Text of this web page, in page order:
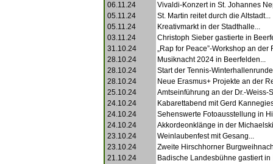
06.11.24
Vivaldi-Konzert in St. Johannes
05.11.24
St. Martin reitet durch die Altstadt...
05.11.24
Kreativmarkt in der Stadthalle...
03.11.24
Christoph Sieber gastierte in
31.10.24
„Rap for Peace”-Workshop an der
28.10.24
Musiknacht 2024 in Beerfelden...
28.10.24
Start der Tennis-
28.10.24
Neue Erasmus+ Projekte an der
25.10.24
Amtseinführung an der Dr.-Weiss-
24.10.24
Kabarettabend mit Gerd
24.10.24
Sehenswerte Fotoausstellung in
24.10.24
Akkordeonklänge in der
23.10.24
Weinlaubenfest mit Gesang...
23.10.24
Zweite Hirschhorner
21.10.24
Badische Landesbühne gastiert in